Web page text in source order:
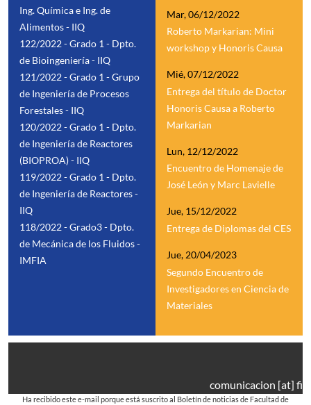
Ing. Química e Ing. de
Alimentos - IIQ
122/2022 - Grado 1 - Dpto.
de Bioingeniería - IIQ
121/2022 - Grado 1 - Grupo
de Ingeniería de Procesos
Forestales - IIQ
120/2022 - Grado 1 - Dpto.
de Ingeniería de Reactores
(BIOPROA) - IIQ
119/2022 - Grado 1 - Dpto.
de Ingeniería de Reactores -
IIQ
118/2022 - Grado3 - Dpto.
de Mecánica de los Fluidos -
IMFIA
Mar, 06/12/2022
Roberto Markarian: Mini
workshop y Honoris Causa
Mié, 07/12/2022
Entrega del título de Doctor
Honoris Causa a Roberto
Markarian
Lun, 12/12/2022
Encuentro de Homenaje de
José León y Marc Lavielle
Jue, 15/12/2022
Entrega de Diplomas del CES
Jue, 20/04/2023
Segundo Encuentro de
Investigadores en Ciencia de
Materiales
comunicacion [at]
Ha recibido este e-mail porque está suscrito al Boletín de noticias de Facultad de